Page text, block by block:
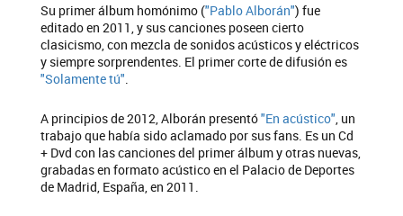
Su primer álbum homónimo ("Pablo Alborán") fue
editado en 2011, y sus canciones poseen cierto
clasicismo, con mezcla de sonidos acústicos y eléctricos
y siempre sorprendentes. El primer corte de difusión es
"Solamente tú"
A principios de 2012, Alborán presentó"En acústico" , un
trabajo que había sido aclamado por sus fans. Es un Cd
+ Dvd con las canciones del primer álbum y otras nuevas,
grabadas en formato acústico en el Palacio de Deportes
de Madrid, España, en 2011.